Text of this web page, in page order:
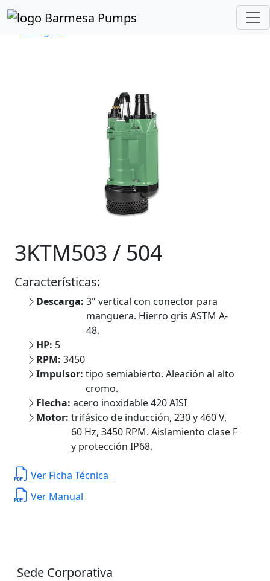
Inicio Catálogo de Productos
3KTM503 / 504
Características:
Descarga: 3" vertical con conector para
manguera. Hierro gris ASTM A-
48.
HP: 5
RPM: 3450
Impulsor: tipo semiabierto. Aleación al alto
cromo.
Flecha: acero inoxidable 420 AISI
Motor: trifásico de inducción, 230 y 460 V,
60 Hz, 3450 RPM. Aislamiento clase F
y protección IP68.
Ver Ficha Técnica
Ver Manual
Sede Corporativa